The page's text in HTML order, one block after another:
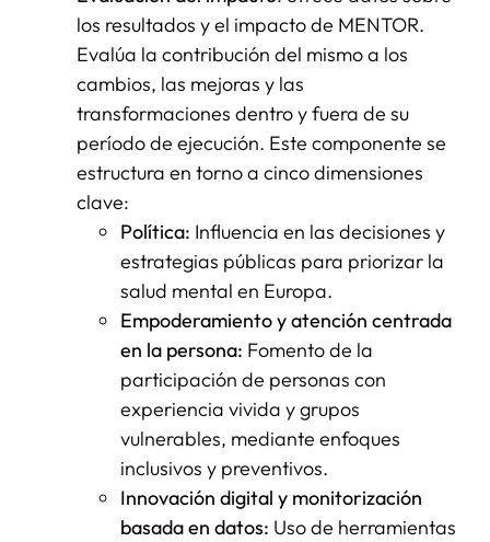
los resultados y el impacto de MENTOR.
Evalúa la contribución del mismo a los
cambios, las mejoras y las
transformaciones dentro y fuera de su
período de ejecución. Este componente se
estructura en torno a cinco dimensiones
clave:
Política: Influencia en las decisiones y
estrategias públicas para priorizar la
salud mental en Europa.
Empoderamiento y atención centrada
en la persona: Fomento de la
participación de personas con
experiencia vivida y grupos
vulnerables, mediante enfoques
inclusivos y preventivos.
Innovación digital y monitorización
basada en datos: Uso de herramientas